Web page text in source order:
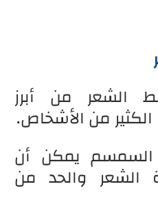
الشعر من أبرز
من الأشخاص.
السمسم يمكن أن
الشعر والحد من